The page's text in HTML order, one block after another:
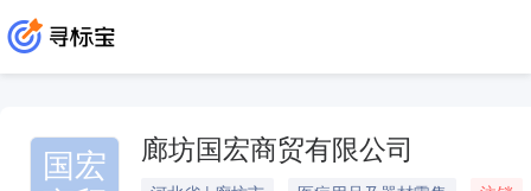
国宏 廊坊国宏商贸有限公司